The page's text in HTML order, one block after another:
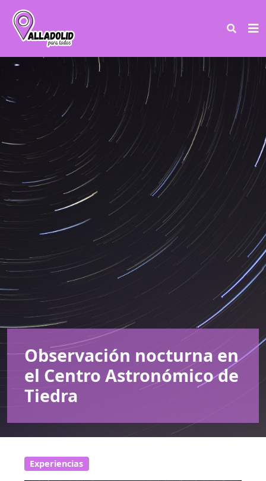
Observación nocturna en
el Centro Astronómico de
Tiedra
Experiencias